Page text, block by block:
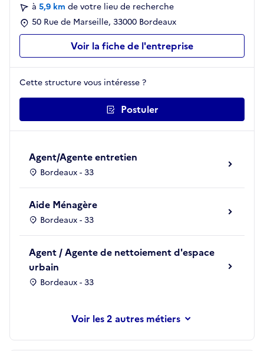
à 5,9 km de votre lieu de recherche
50 Rue de Marseille, 33000 Bordeaux
Voir la fiche de l'entreprise
Cette structure vous intéresse ?
Postuler
Agent/Agente entretien
Bordeaux - 33
Aide Ménagère
Bordeaux - 33
Agent / Agente de nettoiement d'espace
urbain
Bordeaux - 33
les 2 autres métiers